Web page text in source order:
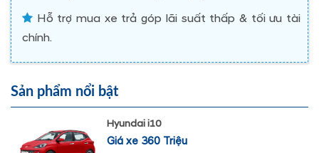
Hỗ trợ mua xe trả góp lãi suất thấp & tối ưu tài
chính.
Sản phẩm nổi bật
Hyundai i10
Giá xe 360 Triệu